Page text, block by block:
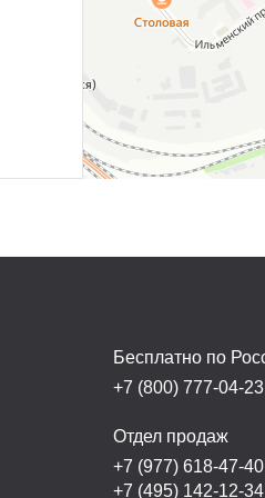
Бесплатно по
+7 (800) 777-04-23
Отдел продаж
+7 (977) 618-47-40
+7 (495) 142-12-34